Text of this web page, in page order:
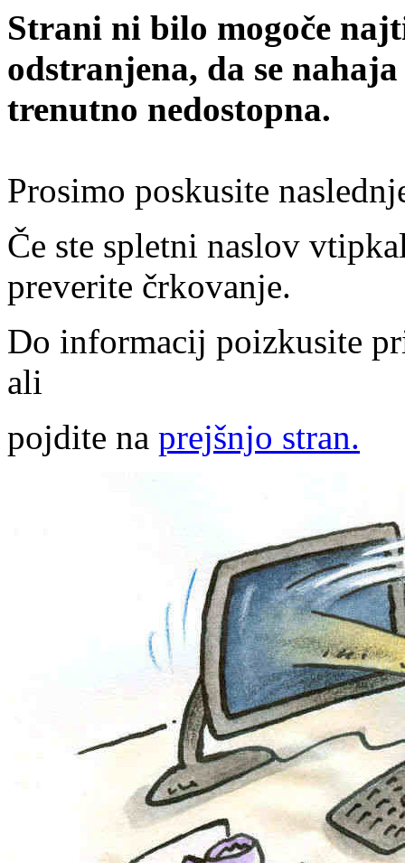
Strani ni bilo mogoče
odstranjena, da se
trenutno nedostopna.
Prosimo poskusite
Če ste spletni naslov
preverite črkovanje.
Do informacij poizkusite
ali
pojdite na prejšnjo stran.